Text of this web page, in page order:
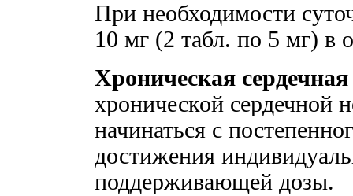
При необходимости
10 мг (2 табл. по 5 мг) в
Хроническая сердечная
хронической сердечной
начинаться с
достижения
поддерживающей дозы.